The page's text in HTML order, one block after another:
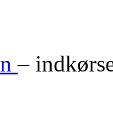
–